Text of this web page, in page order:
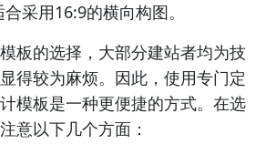
采用16:9的横向构图。
板的选择，大部分建站者均为技
得较为麻烦。因此，使用专门定
模板是一种更便捷的方式。在选
意以下几个方面：